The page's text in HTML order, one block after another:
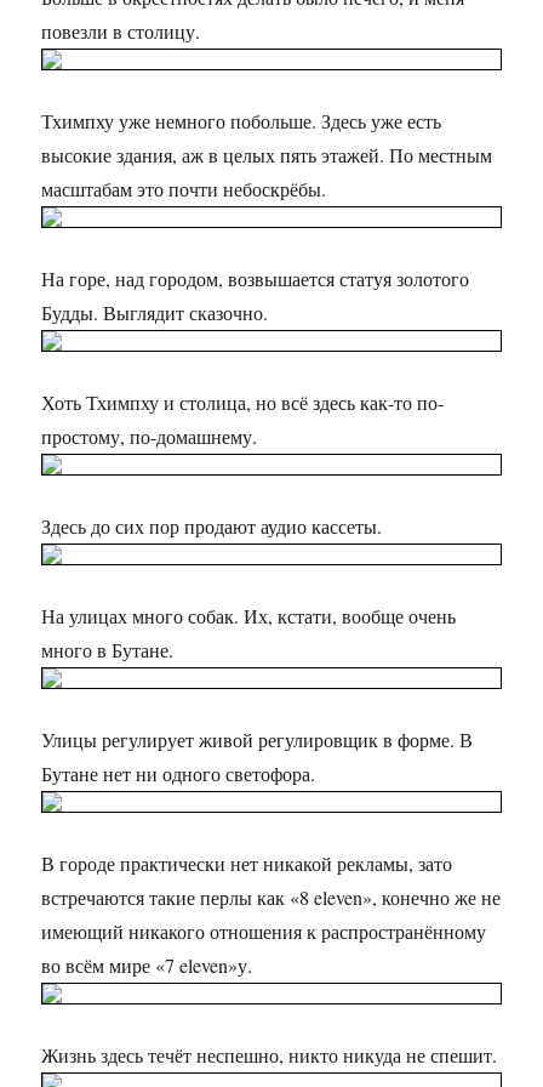
повезли в столицу.
Тхимпху уже немного побольше. Здесь уже есть
высокие здания, аж в целых пять этажей. По местным
масштабам это почти небоскрёбы.
На горе, над городом, возвышается статуя золотого
Будды. Выглядит сказочно.
Хоть Тхимпху и столица, но всё здесь как-то по-
простому, по-домашнему.
Здесь до сих пор продают аудио кассеты.
На улицах много собак. Их, кстати, вообще очень
много в Бутане.
Улицы регулирует живой регулировщик в форме. В
Бутане нет ни одного светофора.
В городе практически нет никакой рекламы, зато
встречаются такие перлы как «8 eleven», конечно же не
имеющий никакого отношения к распространённому
во всём мире «7 eleven»у.
Жизнь здесь течёт неспешно, никто никуда не спешит.